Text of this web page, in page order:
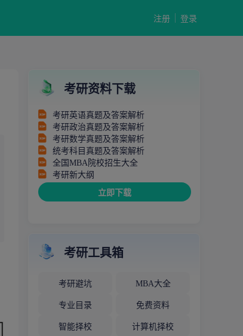
注册 登录
考研资料下载
考研英语真题及答案解析
考研政治真题及答案解析
考研数学真题及答案解析
统考科目真题及答案解析
全国MBA院校招生大全
考研新大纲
立即下载
考研工具箱
考研避坑 MBA大全
专业目录 免费资料
智能择校 计算机择校